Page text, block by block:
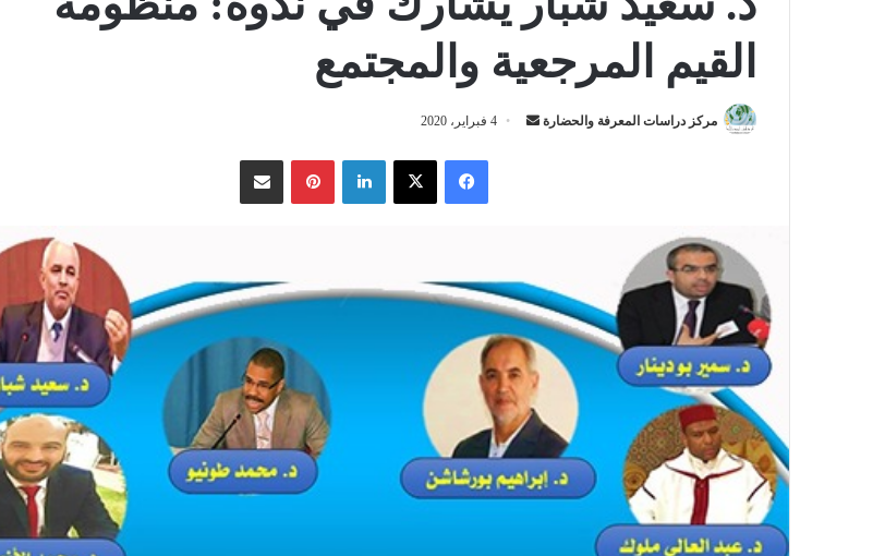
القيم المرجعية والمجتمع
مركز دراسات المعرفة والحضارة
ي
د
إ
ل
ك
ت
ر
و
4 فبراير، 2020
فيسبوك ‫X لينكدإن بينتيريست